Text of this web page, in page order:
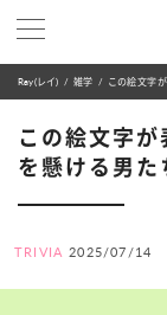
Ray(レイ) 雑学 この絵文字
この絵文字
を懸ける男た
TRIVIA 2025/07/14